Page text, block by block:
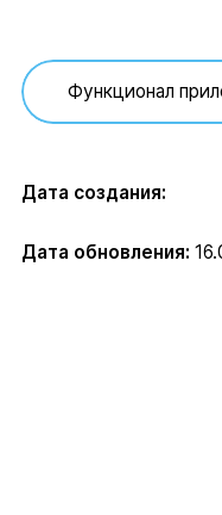
Функционал
Дата создания:
Дата обновления: